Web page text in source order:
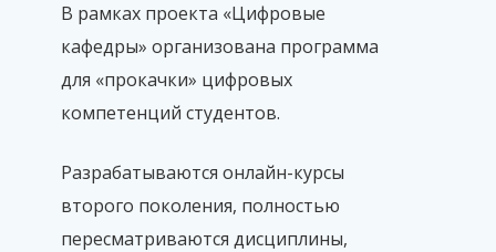
В рамках проекта «Цифровые
кафедры» организована программа
для «прокачки» цифровых
компетенций студентов.
Разрабатываются онлайн-курсы
второго поколения, полностью
пересматриваются дисциплины,